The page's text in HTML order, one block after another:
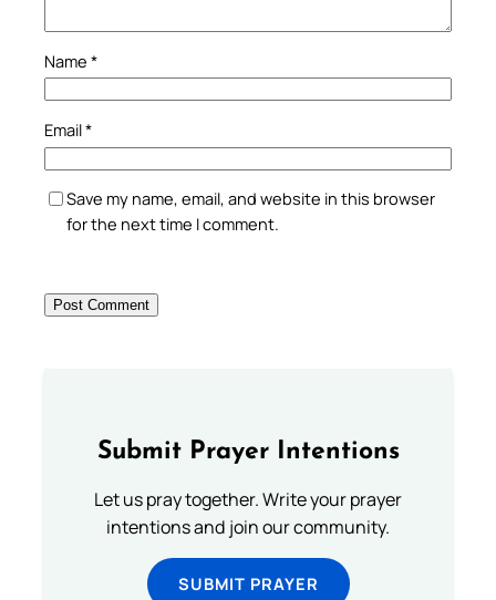
Name *
Email*
Save my name, email, and website in this browser
for the next time I comment.
Submit Prayer Intentions
Let us pray together. Write your prayer
intentions and join our community.
SUBMIT PRAYER